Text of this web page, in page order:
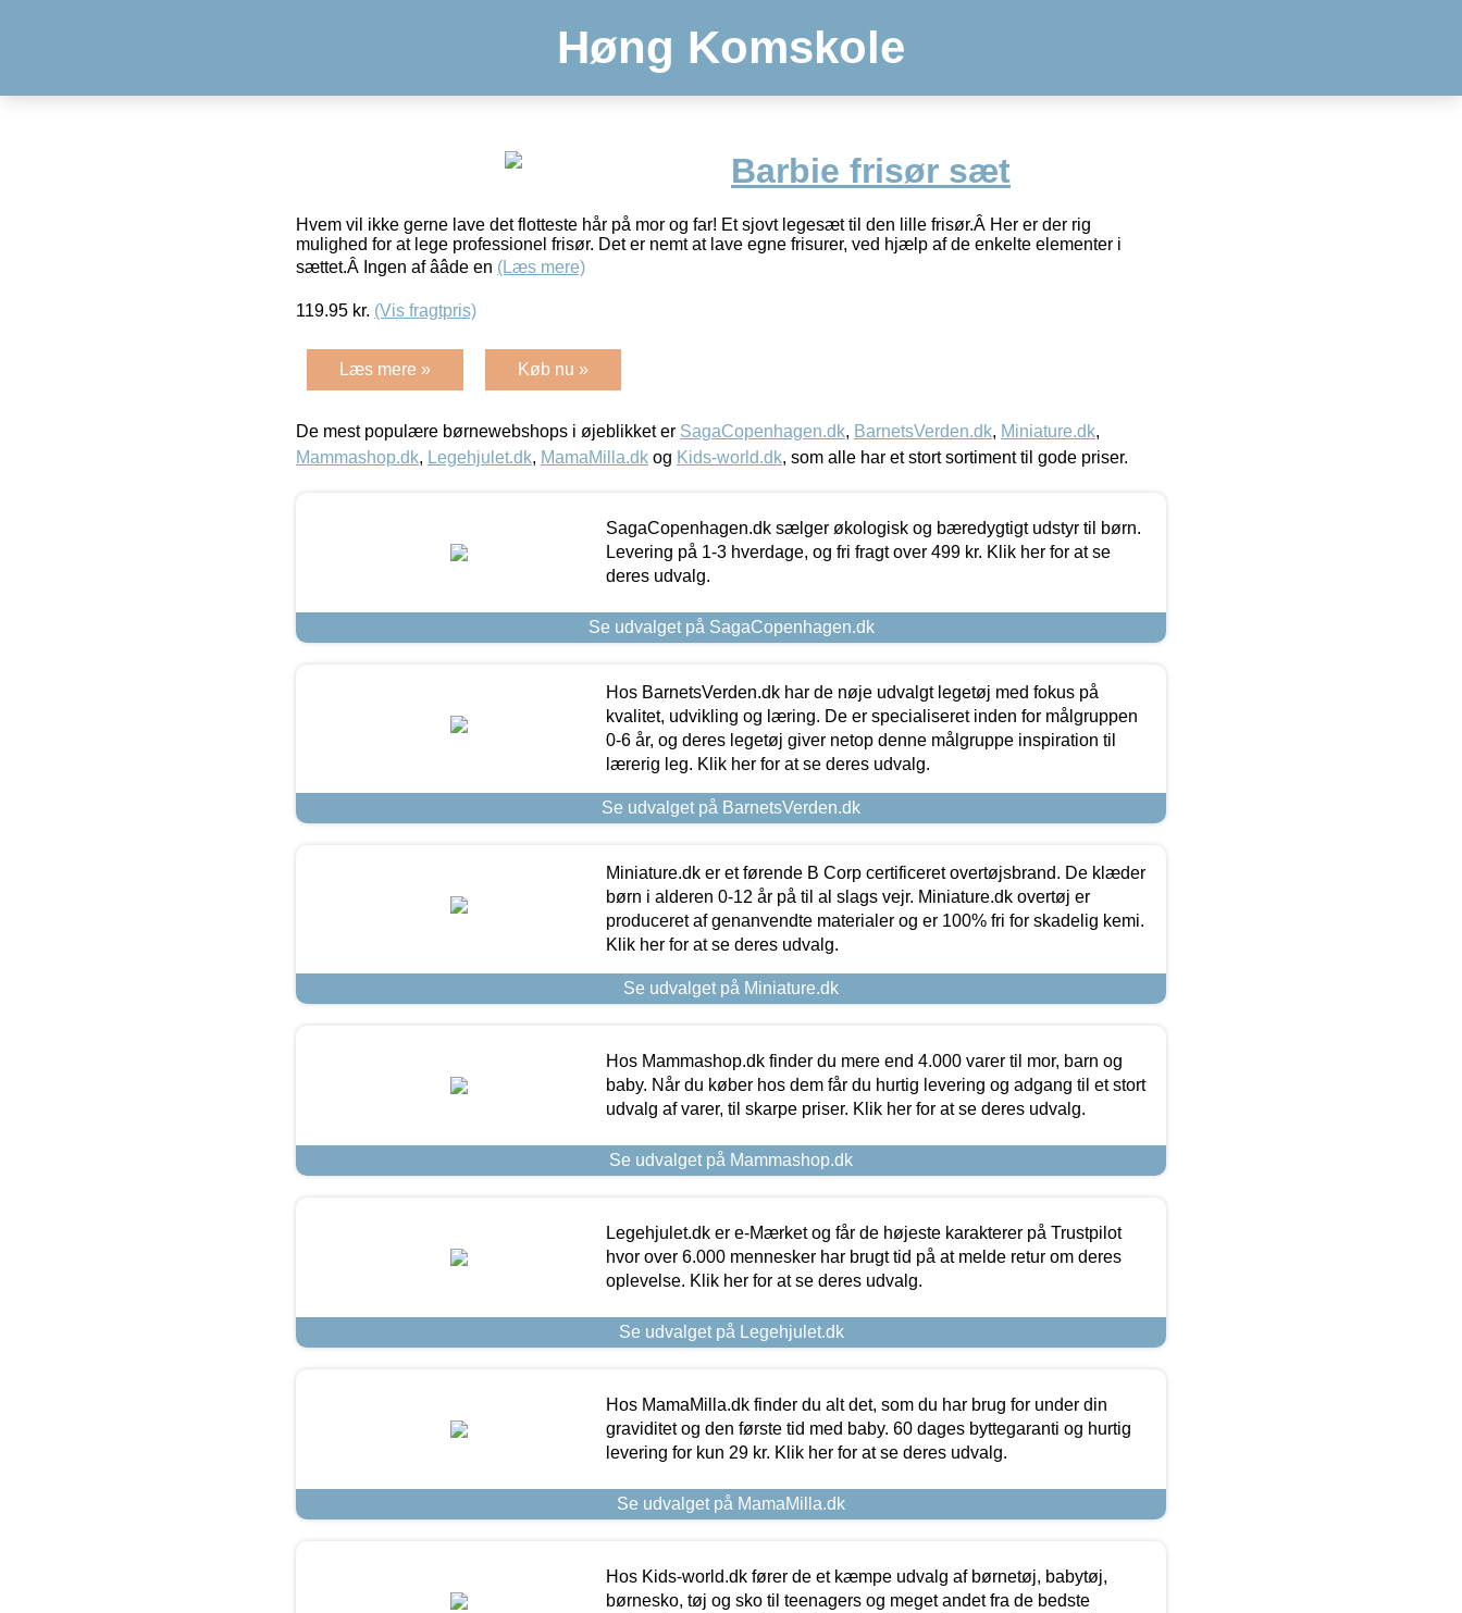
Høng Komskole
Barbie frisør sæt
Hvem vil ikke gerne lave det flotteste hår på mor og far! Et sjovt legesæt til den lille frisør.Â Her er der rig
mulighed for at lege professionel frisør. Det er nemt at lave egne frisurer, ved hjælp af de enkelte elementer i
sættet.Â Ingen af ââde en (Læs mere)
119.95 kr. (Vis fragtpris)
Læs mere » Køb nu »
De mest populære børnewebshops i øjeblikket er SagaCopenhagen.dk, BarnetsVerden.dk, Miniature.dk,
Mammashop.dk, Legehjulet.dk, MamaMilla.dk og Kids-world.dk, som alle har et stort sortiment til gode priser.
SagaCopenhagen.dk sælger økologisk og bæredygtigt udstyr til børn.
Levering på 1-3 hverdage, og fri fragt over 499 kr. Klik her for at se
deres udvalg.
Se udvalget på SagaCopenhagen.dk
Hos BarnetsVerden.dk har de nøje udvalgt legetøj med fokus på
kvalitet, udvikling og læring. De er specialiseret inden for målgruppen
0-6 år, og deres legetøj giver netop denne målgruppe inspiration til
lærerig leg. Klik her for at se deres udvalg.
Se udvalget på BarnetsVerden.dk
Miniature.dk er et førende B Corp certificeret overtøjsbrand. De klæder
børn i alderen 0-12 år på til al slags vejr. Miniature.dk overtøj er
produceret af genanvendte materialer og er 100% fri for skadelig kemi.
Klik her for at se deres udvalg.
Se udvalget på Miniature.dk
Hos Mammashop.dk finder du mere end 4.000 varer til mor, barn og
baby. Når du køber hos dem får du hurtig levering og adgang til et stort
udvalg af varer, til skarpe priser. Klik her for at se deres udvalg.
Se udvalget på Mammashop.dk
Legehjulet.dk er e-Mærket og får de højeste karakterer på Trustpilot
hvor over 6.000 mennesker har brugt tid på at melde retur om deres
oplevelse. Klik her for at se deres udvalg.
Se udvalget på Legehjulet.dk
Hos MamaMilla.dk finder du alt det, som du har brug for under din
graviditet og den første tid med baby. 60 dages byttegaranti og hurtig
levering for kun 29 kr. Klik her for at se deres udvalg.
Se udvalget på MamaMilla.dk
Hos Kids-world.dk fører de et kæmpe udvalg af børnetøj, babytøj,
børnesko, tøj og sko til teenagers og meget andet fra de bedste